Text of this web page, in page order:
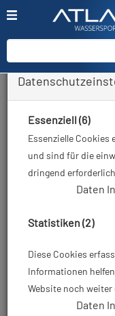
Essenziell (6)
Essenzielle Cookies
und sind für die
dringend
Daten
Statistiken (2)
Diese Cookies
Informationen
Website noch
Daten